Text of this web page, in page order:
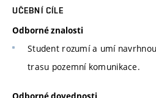
UČEBNÍ CÍLE
Odborné znalosti
Student rozumí a umí
trasu pozemní komunikace.